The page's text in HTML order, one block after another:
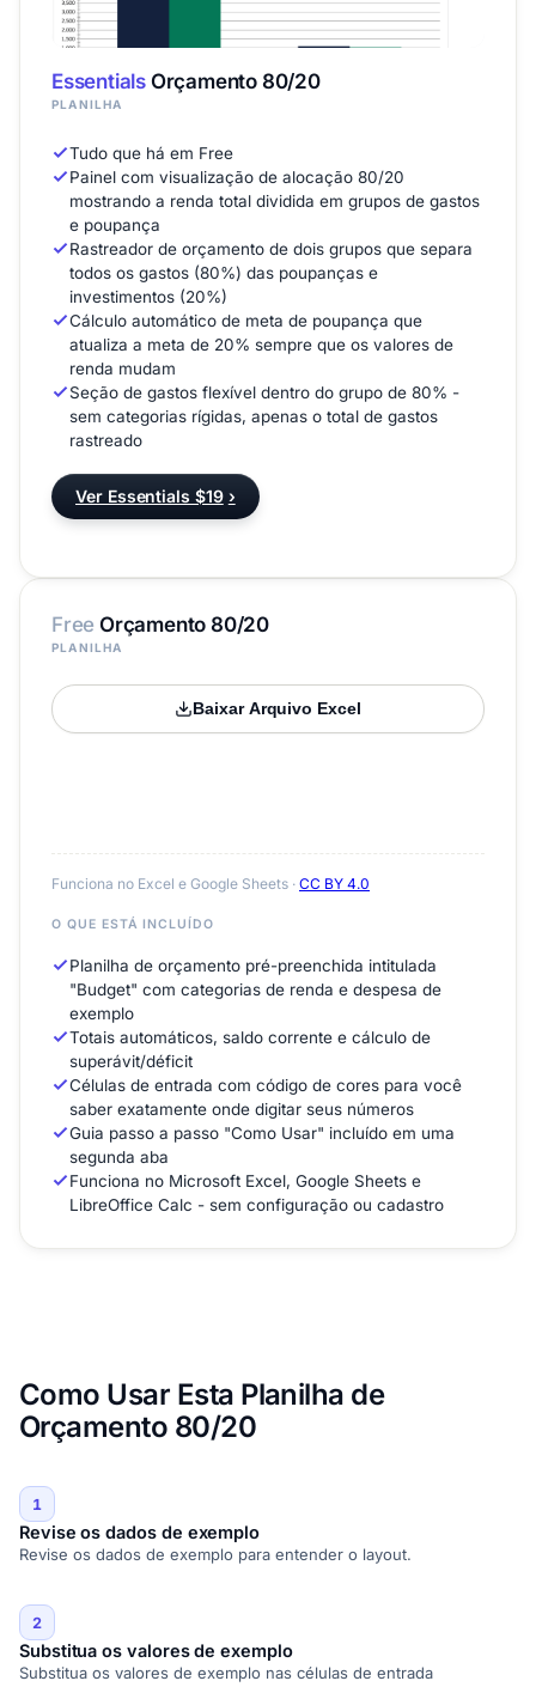
Free Orçamento 80/20
PLANILHA
Baixar Arquivo Excel
Funciona no Excel e Google Sheets · CC BY 4.0
O QUE ESTÁ INCLUÍDO
Planilha de orçamento pré-preenchida intitulada
"Budget" com categorias de renda e despesa de
exemplo
Totais automáticos, saldo corrente e cálculo de
superávit/déficit
Células de entrada com código de cores para você
saber exatamente onde digitar seus números
Guia passo a passo "Como Usar" incluído em uma
segunda aba
Funciona no Microsoft Excel, Google Sheets e
LibreOffice Calc - sem configuração ou cadastro
EssentialsOrçamento 80/20
PLANILHA
Tudo que há em Free
Painel com visualização de alocação 80/20
mostrando a renda total dividida em grupos de gastos
e poupança
Rastreador de orçamento de dois grupos que separa
todos os gastos (80%) das poupanças e
investimentos (20%)
Cálculo automático de meta de poupança que
atualiza a meta de 20% sempre que os valores de
renda mudam
Seção de gastos flexível dentro do grupo de 80% -
sem categorias rígidas, apenas o total de gastos
rastreado
Ver Essentials $19 ›
Como Usar Esta Planilha de
Orçamento 80/20
1
Revise os dados de exemplo
Revise os dados de exemplo para entender o layout.
2
Substitua os valores de exemplo
Substitua os valores de exemplo nas células de entrada